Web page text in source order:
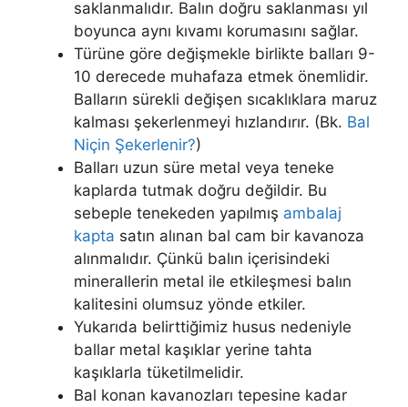
saklanmalıdır. Balın doğru saklanması yıl
boyunca aynı kıvamı korumasını sağlar.
Türüne göre değişmekle birlikte balları 9-
10 derecede muhafaza etmek önemlidir.
Balların sürekli değişen sıcaklıklara maruz
kalması şekerlenmeyi hızlandırır. (Bk. Bal
Niçin Şekerlenir?)
Balları uzun süre metal veya teneke
kaplarda tutmak doğru değildir. Bu
sebeple tenekeden yapılmış ambalaj
kapta satın alınan bal cam bir kavanoza
alınmalıdır. Çünkü balın içerisindeki
minerallerin metal ile etkileşmesi balın
kalitesini olumsuz yönde etkiler.
Yukarıda belirttiğimiz husus nedeniyle
ballar metal kaşıklar yerine tahta
kaşıklarla tüketilmelidir.
Bal konan kavanozları tepesine kadar